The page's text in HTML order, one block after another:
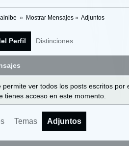
» Mostrar Mensajes» Adjuntos
Perfil Distinciones
permite ver todos los posts escritos
tienes acceso en este momento.
Temas Adjuntos